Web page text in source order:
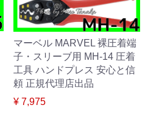
マーベル MARVEL 裸圧着端
子・スリーブ用 MH-14 圧着
工具 ハンドプレス 安心と信
頼 正規代理店出品
¥ 7,975